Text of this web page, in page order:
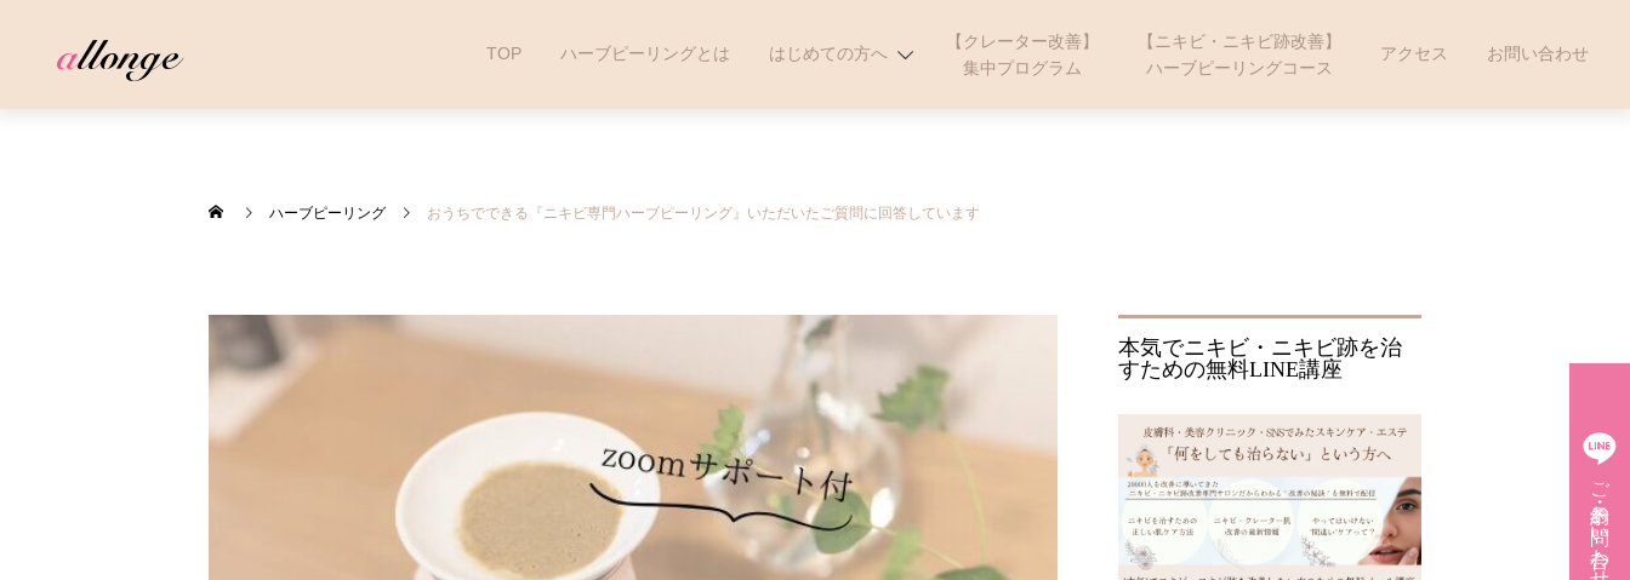
TOP ハーブピーリングとは はじめての方へ
【クレーター改善】
集中プログラム
【ニキビ・ニキビ跡改善】
ハーブピーリングコース
アクセス お問い合わせ
ハーブピーリング おうちでできる『ニキビ専門ハーブピーリング』いただいたご質問に回答しています
本気でニキビ・ニキビ跡を治
すための無料LINE講座
ご予約・お問い合わせ